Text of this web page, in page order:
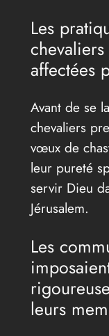
Les
affectées
Avant de se
chevaliers
vœux de
leur pureté
servir Dieu
Jérusalem.
Les
leurs